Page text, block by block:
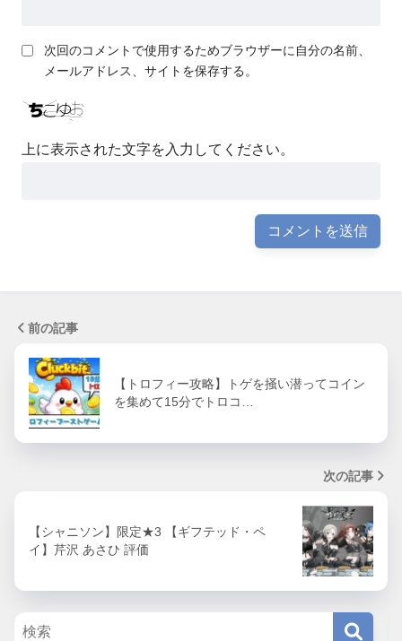
次回のコメントで使用するためブラウザーに自分の名前、
メールアドレス、サイトを保存する。
上に表示された文字を入力してください。
前の記事
【トロフィー攻略】トゲを掻い潜ってコイン
を集めて15分でトロコ…
次の記事
【シャニソン】限定★3 【ギフテッド・ペ
イ】芹沢 あさひ 評価